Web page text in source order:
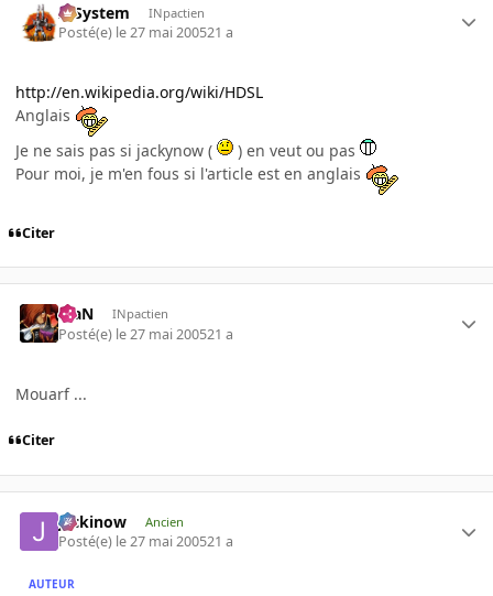
X-System INpactien
Posté(e) le 27 mai 200521 a
http://en.wikipedia.org/wiki/HDSL
Anglais
Je ne sais pas si jackynow (
) en veut ou pas
Pour moi, je m'en fous si l'article est en anglais
Citer
KiaN INpactien
Posté(e) le 27 mai 200521 a
Mouarf ...
Citer
jackinow Ancien
Posté(e) le 27 mai 200521 a
AUTEUR